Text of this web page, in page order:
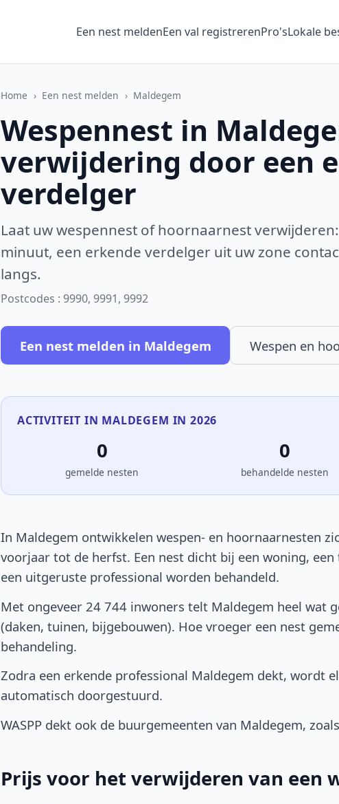
Een nest meldenEen val registrerenPro'sLokale
Home › Een nest melden › Maldegem
Wespennest in
verwijdering door een
verdelger
Laat uw wespennest of hoornaarnest
minuut, een erkende verdelger uit uw zone
langs.
Postcodes : 9990, 9991, 9992
Een nest melden in Maldegem Wespen en
ACTIVITEIT IN MALDEGEM IN 2026
0
gemelde nesten
0
behandelde nesten
In Maldegem ontwikkelen wespen- en hoornaarnesten
voorjaar tot de herfst. Een nest dicht bij een woning,
een uitgeruste professional worden behandeld.
Met ongeveer 24 744 inwoners telt Maldegem heel wat
(daken, tuinen, bijgebouwen). Hoe vroeger een nest
behandeling.
Zodra een erkende professional Maldegem dekt, wordt
automatisch doorgestuurd.
WASPP dekt ook de buurgemeenten van Maldegem,
Prijs voor het verwijderen van een